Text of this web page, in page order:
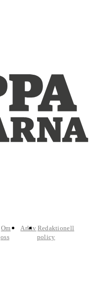
Om
oss
Arkiv Redaktionell
policy